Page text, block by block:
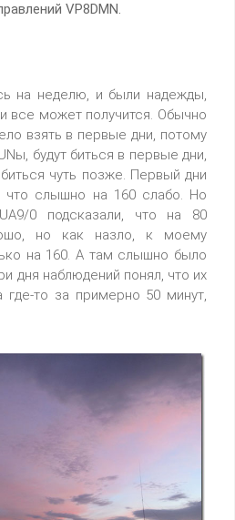
VP8DMN.
на неделю, и были надежды,
все может получится. Обычно
взять в первые дни, потому
будут биться в первые дни,
чуть позже. Первый дни
что слышно на 160 слабо. Но
0 подсказали, что на 80
но как назло, к моему
на 160. А там слышно было
дня наблюдений понял, что их
где-то за примерно 50 минут,